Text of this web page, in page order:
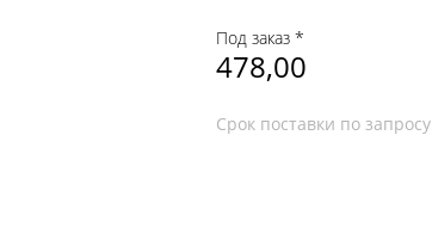
Под заказ *
478,00
Срок поставки по запросу